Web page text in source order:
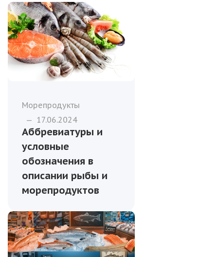
Морепродукты
— 17.06.2024
Аббревиатуры и
условные
обозначения в
описании рыбы и
морепродуктов